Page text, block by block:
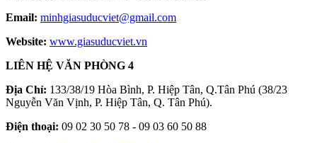
Email: minhgiasuducviet@gmail.com
Website: www.giasuducviet.vn
LIÊN HỆ VĂN PHÒNG 4
Địa Chỉ: 133/38/19 Hòa Bình, P. Hiệp Tân, Q.Tân Phú (38/23
Nguyễn Văn Vịnh, P. Hiệp Tân, Q. Tân Phú).
Điện thoại: 09 02 30 50 78 - 09 03 60 50 88